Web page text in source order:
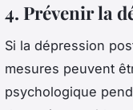
4. Prévenir la
Si la dépression
mesures peuvent
psychologique